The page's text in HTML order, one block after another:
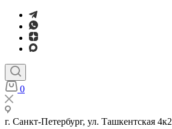
0
г. Санкт-Петербург, ул. Ташкентская 4к2